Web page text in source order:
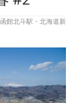
館北斗駅・北海道新